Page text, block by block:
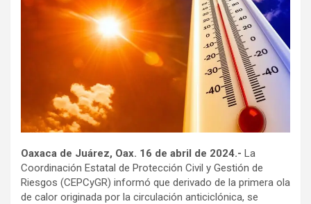
Oaxaca de Juárez, Oax. 16 de abril de 2024.- La
Coordinación Estatal de Protección Civil y Gestión de
Riesgos (CEPCyGR) informó que derivado de la primera ola
de calor originada por la circulación anticiclónica, se